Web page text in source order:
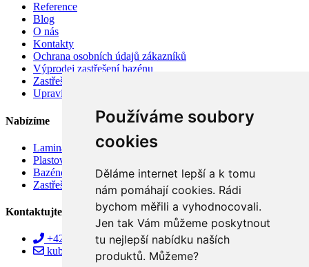
Používáme soubory
cookies
Děláme internet lepší a k tomu
nám pomáhají cookies. Rádi
bychom měřili a vyhodnocovali.
Jen tak Vám můžeme poskytnout
tu nejlepší nabídku naších
produktů. Můžeme?
Reference
Blog
O nás
Kontakty
Ochrana osobních údajů zákazníků
Výprodej zastřešení bazénu
Zastřešení bazénu v akci
Upravit nastavení cookies
Nabízíme
Laminátové bazény
Plastové bazény
Bazénové vysavače
Zastřešení bazénů
Kontaktujte nás!
+420 515 157 005
kubica@alupo.cz